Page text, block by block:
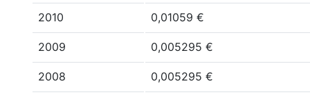
2010 0,01059 €
2009 0,005295 €
2008 0,005295 €